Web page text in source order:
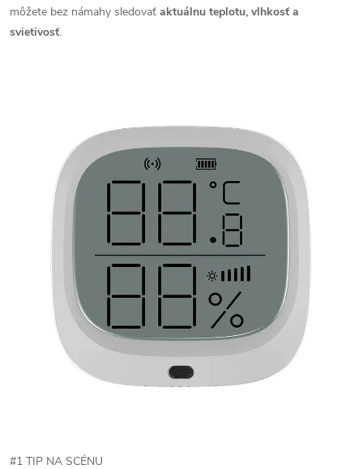
môžete bez námahy sledovať aktuálnu teplotu, vlhkosť a
svietivosť.
#1 TIP NA SCÉNU